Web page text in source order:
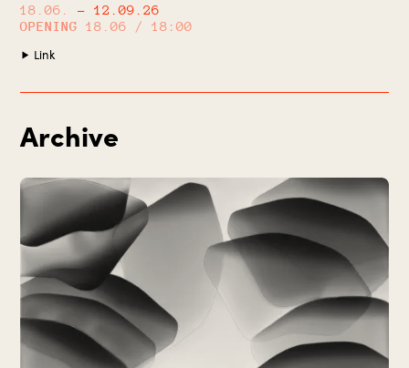
18.06.
– 12.09.26
OPENING
18.06 / 18:00
Link
Archive